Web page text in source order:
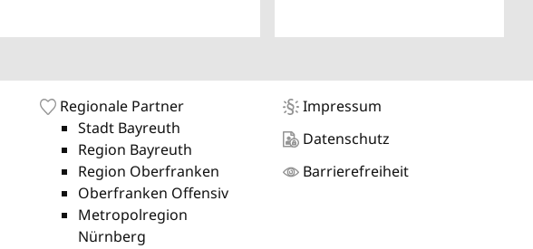
Regionale Partner
Stadt Bayreuth
Region Bayreuth
Region Oberfranken
Oberfranken Offensiv
Metropolregion
Nürnberg
Impressum
Datenschutz
Barrierefreiheit